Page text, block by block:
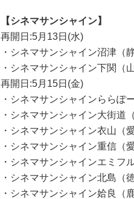
【シネマサンシャイン】
再開日:5月13日(水)
・シネマサンシャイン沼津（
・シネマサンシャイン下関（
再開日:5月15日(金)
・シネマサンシャインららぽ
・シネマサンシャイン大街道
・シネマサンシャイン衣山（
・シネマサンシャイン重信（
・シネマサンシャインエミフ
・シネマサンシャイン北島（
・シネマサンシャイン姶良（